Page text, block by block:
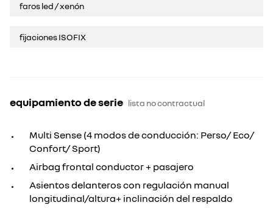
faros led / xenón
fijaciones ISOFIX
equipamiento de serie lista no contractual
Multi Sense (4 modos de conducción: Perso/ Eco/
Confort/ Sport)
Airbag frontal conductor + pasajero
Asientos delanteros con regulación manual
longitudinal/altura+ inclinación del respaldo